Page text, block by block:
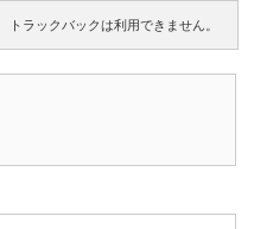
トラックバックは利用できません。